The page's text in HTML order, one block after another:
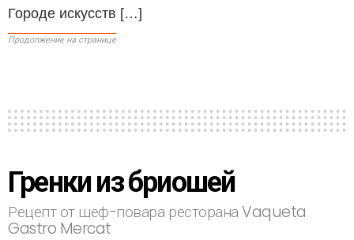
Городе искусств […]
Продолжение на странице
Гренки из бриошей
Рецепт от шеф-повара ресторана Vaqueta
Gastro Mercat